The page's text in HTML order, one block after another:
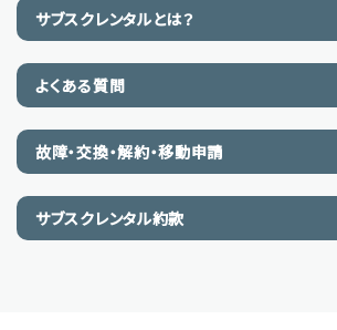
サブスクレンタルとは？
よくある質問
故障・交換・解約・移動申請
サブスクレンタル約款